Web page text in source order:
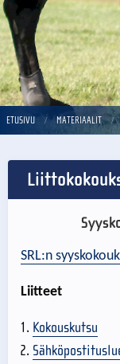
ETUSIVU MATERIAALIT
SRL:n
Liitteet
Kokouskutsu